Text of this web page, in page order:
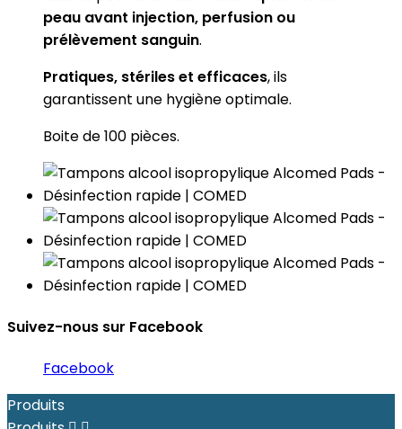
peau avant injection, perfusion ou
prélèvement sanguin.
Pratiques, stériles et efficaces, ils
garantissent une hygiène optimale.
Boite de 100 pièces.
Suivez-nous sur Facebook
Facebook
Produits